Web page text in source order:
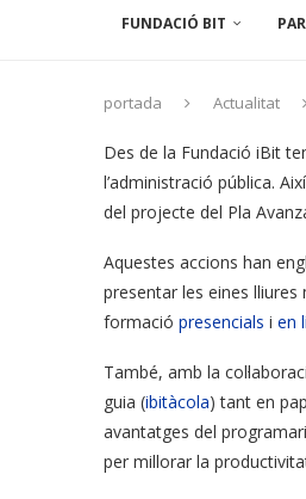
FUNDACIÓ BIT
portada Actualitat
Des de la Fundació iBit
l’administració pública.
del projecte del Pla
Aquestes accions han
presentar les eines
formació presencials i en
També, amb la
guia (ibitàcola) tant en
avantatges del
per millorar la